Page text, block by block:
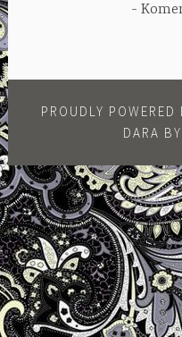
PROUDLY POWERED
DARA BY